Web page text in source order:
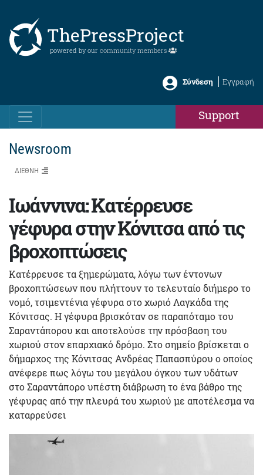
ThePressProject
powered by our community members
Σύνδεση Εγγραφή
Support
Newsroom
ΔΙΕΘΝΗ
Ιωάννινα: Κατέρρευσε
γέφυρα στην Κόνιτσα από τις
βροχοπτώσεις
Κατέρρευσε τα ξημερώματα, λόγω των έντονων
βροχοπτώσεων που πλήττουν το τελευταίο διήμερο το
νoμό, τσιμεντένια γέφυρα στο χωριό Λαγκάδα της
Κόνιτσας. Η γέφυρα βρισκόταν σε παραπόταμο του
Σαραντάπορου και αποτελούσε την πρόσβαση του
χωριού στον επαρχιακό δρόμο. Στο σημείο βρίσκεται ο
δήμαρχος της Κόνιτσας Ανδρέας Παπασπύρου ο οποίος
ανέφερε πως λόγω του μεγάλου όγκου των υδάτων
στο Σαραντάπορο υπέστη διάβρωση το ένα βάθρο της
γέφυρας από την πλευρά του χωριού με αποτέλεσμα να
καταρρεύσει